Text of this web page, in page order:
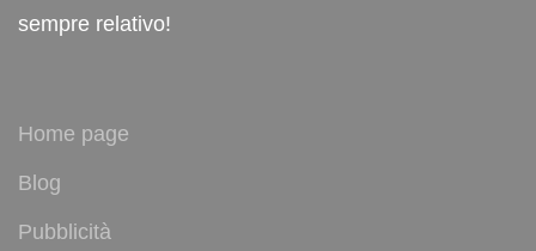
sempre relativo!
Home page
Blog
Pubblicità